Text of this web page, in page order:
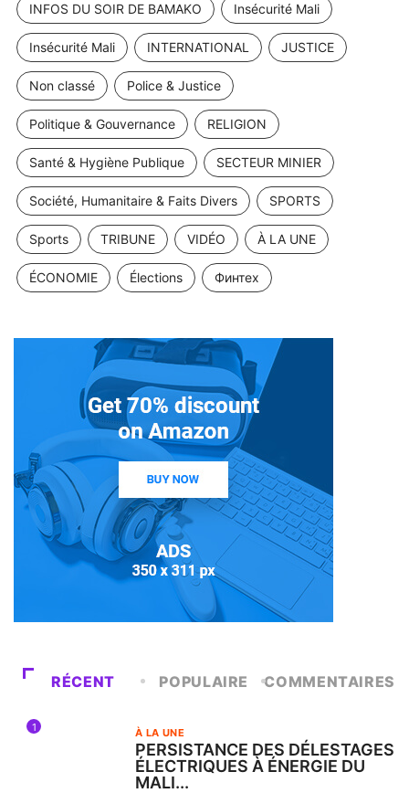
INFOS DU SOIR DE BAMAKO Insécurité Mali
Insécurité Mali INTERNATIONAL JUSTICE
Non classé Police & Justice
Politique & Gouvernance RELIGION
Santé & Hygiène Publique SECTEUR MINIER
Société, Humanitaire & Faits Divers SPORTS
Sports TRIBUNE VIDÉO À LA UNE
ÉCONOMIE Élections Финтех
RÉCENT POPULAIRE COMMENTAIRES
1 À LA UNE
PERSISTANCE DES DÉLESTAGES
ÉLECTRIQUES À ÉNERGIE DU
MALI...